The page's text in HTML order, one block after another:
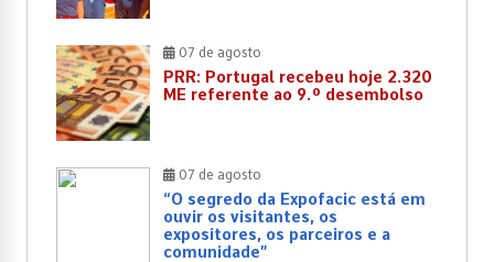
07 de agosto
PRR: Portugal recebeu hoje 2.320
ME referente ao 9.º desembolso
07 de agosto
“O segredo da Expofacic está em
ouvir os visitantes, os
expositores, os parceiros e a
comunidade”